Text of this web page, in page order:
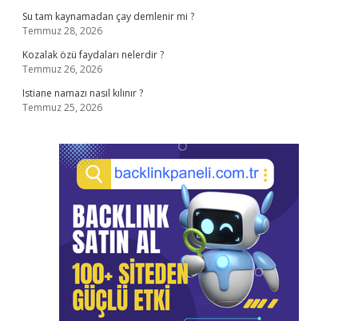
Su tam kaynamadan çay demlenir mi ?
Temmuz 28, 2026
Kozalak özü faydaları nelerdir ?
Temmuz 26, 2026
Istiane namazı nasıl kılınır ?
Temmuz 25, 2026